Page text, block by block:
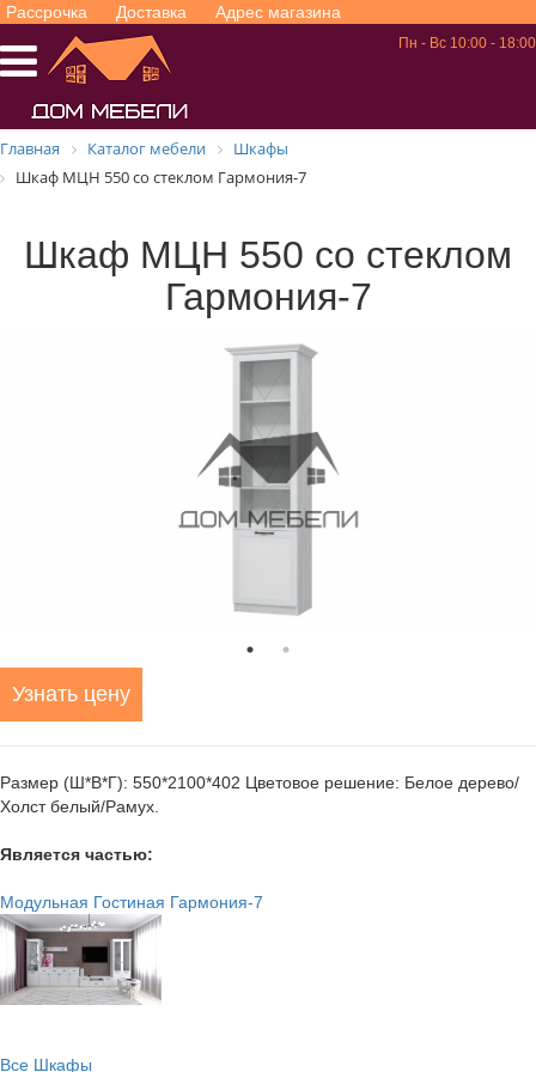
Рассрочка Доставка Адрес магазина
Пн - Вс 10:00 - 18:00
Главная Каталог мебели
Шкафы
Шкаф МЦН 550 со стеклом Гармония-7
Шкаф МЦН 550 со стеклом
Гармония-7
Узнать цену
Размер (Ш*В*Г): 550*2100*402 Цветовое решение: Белое дерево/
Холст белый/Рамух.
Является частью:
Модульная Гостиная Гармония-7
Все Шкафы